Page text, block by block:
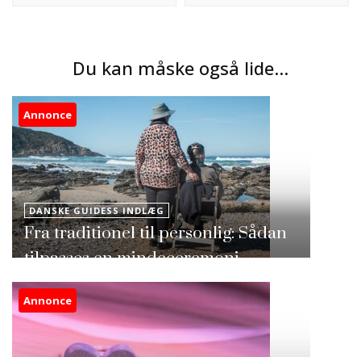
Du kan måske også lide...
Annonce
DANSKE GUIDESS INDLÆG
Fra traditionel til personlig: Sådan
tilpasses en mindeceremoni
Annonce